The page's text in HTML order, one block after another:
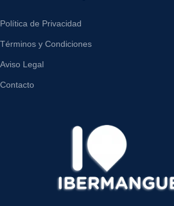
Política de Privacidad
Términos y Condiciones
Aviso Legal
Contacto